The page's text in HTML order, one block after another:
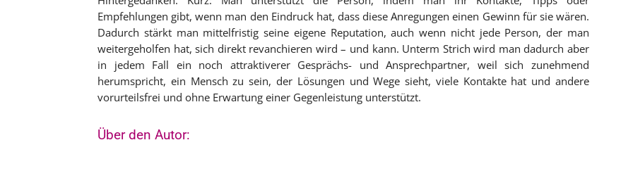
Empfehlungen gibt, wenn man den Eindruck hat, dass diese Anregungen einen Gewinn für sie wären.
Dadurch stärkt man mittelfristig seine eigene Reputation, auch wenn nicht jede Person, der man
weitergeholfen hat, sich direkt revanchieren wird – und kann. Unterm Strich wird man dadurch aber
in jedem Fall ein noch attraktiverer Gesprächs- und Ansprechpartner, weil sich zunehmend
herumspricht, ein Mensch zu sein, der Lösungen und Wege sieht, viele Kontakte hat und andere
vorurteilsfrei und ohne Erwartung einer Gegenleistung unterstützt.
Über den Autor: